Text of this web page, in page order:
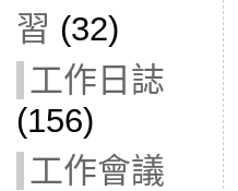
習 (32)
工作日誌
(156)
工作會議